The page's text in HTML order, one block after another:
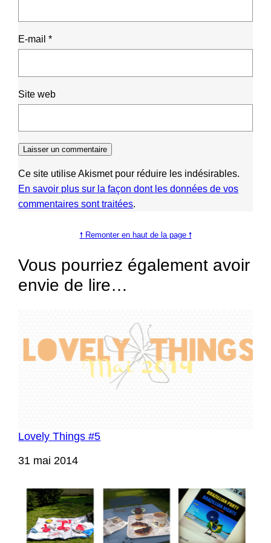
E-mail*
Site web
Ce site utilise Akismet pour réduire les indésirables.
En savoir plus sur la façon dont les données de vos
commentaires sont traitées.
🠕 Remonter en haut de la page 🠕
Vous pourriez également avoir
envie de lire…
Lovely Things #5
Date
31 mai 2014